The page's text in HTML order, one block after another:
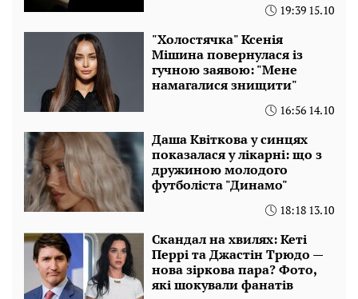
19:39 15.10
"Холостячка" Ксенія
Мішина повернулася із
гучною заявою: "Мене
намагалися знищити"
16:56 14.10
Даша Квіткова у синцях
показалася у лікарні: що з
дружиною молодого
футболіста "Динамо"
18:18 13.10
Скандал на хвилях: Кеті
Перрі та Джастін Трюдо —
нова зіркова пара? Фото,
які шокували фанатів